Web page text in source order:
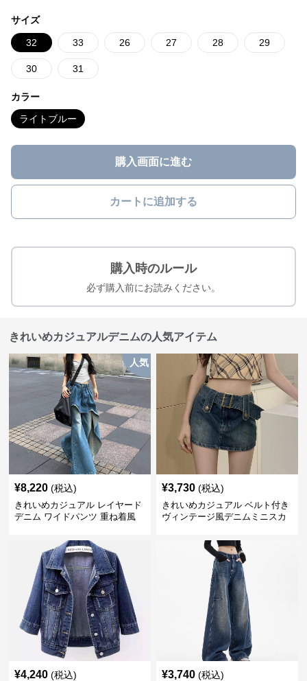
サイズ
32 33 26 27 28 29
30 31
カラー
ライトブルー
購入画面に進む
カートに追加する
購入時のルール
必ず購入前にお読みください。
きれいめカジュアルデニムの人気アイテム
人気
¥8,220 (税込)
きれいめカジュアル レイヤード
デニム ワイドパンツ 重ね着風
¥3,730 (税込)
きれいめカジュアル ベルト付き
ヴィンテージ風デニムミニスカ
¥4,240 (税込) ¥3,740 (税込)